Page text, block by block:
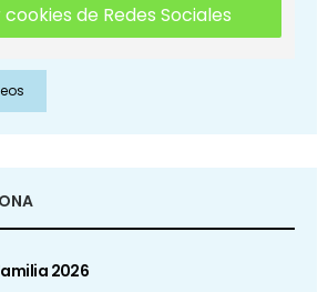
de Redes Sociales
2026